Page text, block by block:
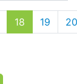
18 19 20